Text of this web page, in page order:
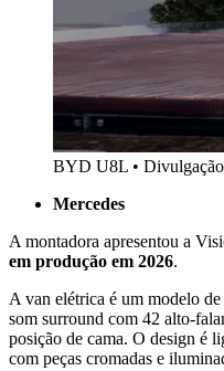
BYD U8L • Divulgação
Mercedes
A montadora apresentou a
em produção em 2026.
A van elétrica é um modelo
som surround com 42 alto-
posição de cama. O design é
com peças cromadas e